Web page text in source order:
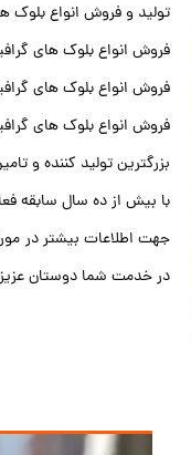
تولید و فروش انواع بلوک های
فروش انواع بلوک های
فروش انواع بلوک های
فروش انواع بلوک های گرافیتی
بزرگترین تولید کننده و
با بیش از ده سال سابقه
جهت اطلاعات بیشتر در
در خدمت شما دوستان